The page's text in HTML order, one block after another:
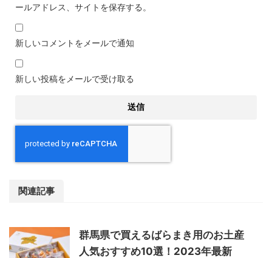
ールアドレス、サイトを保存する。
新しいコメントをメールで通知
新しい投稿をメールで受け取る
関連記事
群馬県で買えるばらまき用のお土産
人気おすすめ10選！2023年最新